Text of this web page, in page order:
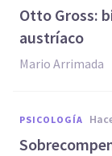
Otto Gross:
austríaco
Mario Arrimada
PSICOLOGÍA